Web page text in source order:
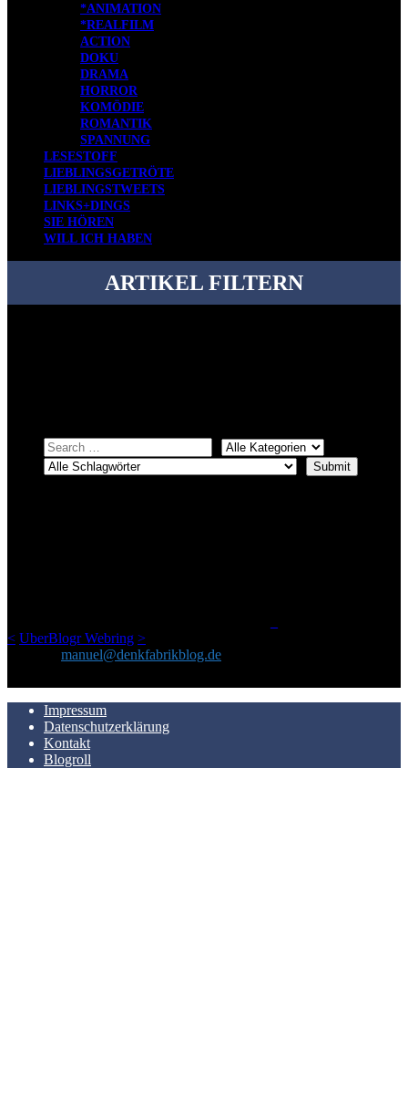
*ANIMATION
*REALFILM
ACTION
DOKU
DRAMA
HORROR
KOMÖDIE
ROMANTIK
SPANNUNG
LESESTOFF
LIEBLINGSGETRÖTE
LIEBLINGSTWEETS
LINKS+DINGS
SIE HÖREN
WILL ICH HABEN
ARTIKEL FILTERN
< UberBlogr Webring >
manuel@denkfabrikblog.de
Impressum
Datenschutzerklärung
Kontakt
Blogroll